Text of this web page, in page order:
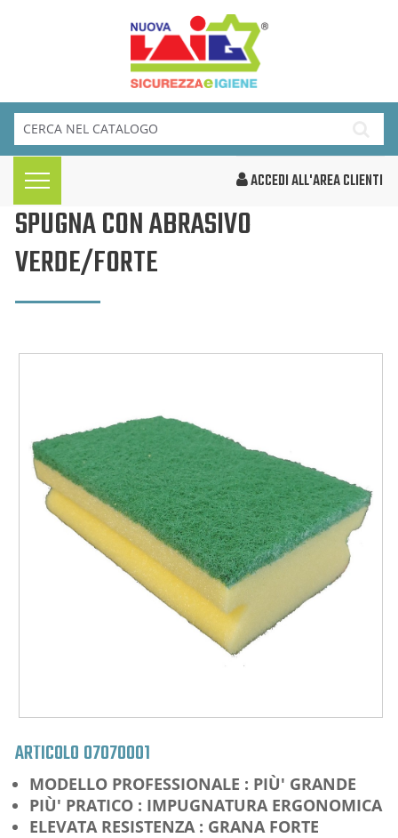
ACCEDI ALL'AREA CLIENTI
SPUGNA CON ABRASIVO
VERDE/FORTE
ARTICOLO 07070001
MODELLO PROFESSIONALE : PIÙ' GRANDE
PIÙ' PRATICO : IMPUGNATURA ERGONOMICA
ELEVATA RESISTENZA : GRANA FORTE